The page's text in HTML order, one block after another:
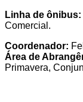
Linha de ônibus:
Comercial.
Coordenador:
Área de
Primavera,